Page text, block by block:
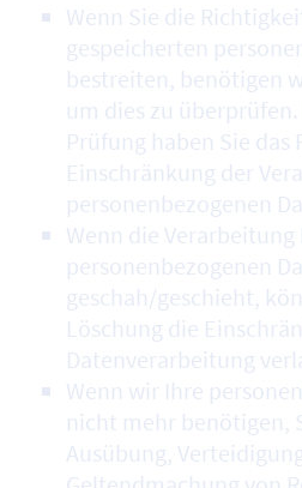
Wenn Sie die
gespeicherten
bestreiten, benötigen
um dies zu
Prüfung haben Sie das
Einschränkung der
personenbezogenen
Wenn die Verarbeitung
personenbezogenen
geschah/geschieht,
Löschung die
Datenverarbeitung
Wenn wir Ihre
nicht mehr benötigen,
Ausübung,